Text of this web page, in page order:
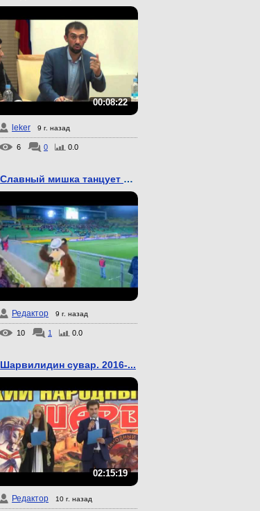
00:08:22
leker 9 г. назад
6 0 0.0
Славный мишка танцует Л...
Редактор 9 г. назад
10 1 0.0
Шарвилидин сувар. 2016-...
02:15:19
Редактор 10 г. назад